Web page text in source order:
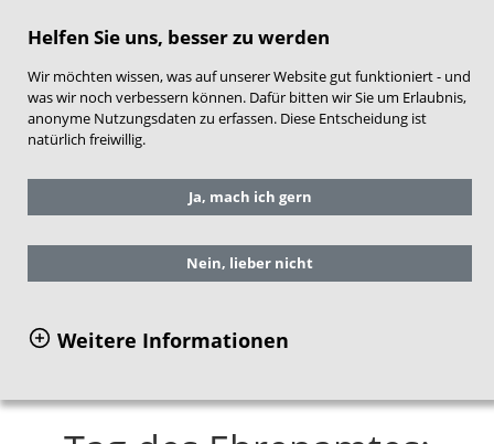
Helfen Sie uns, besser zu werden
Wir möchten wissen, was auf unserer Website gut funktioniert - und
was wir noch verbessern können. Dafür bitten wir Sie um Erlaubnis,
anonyme Nutzungsdaten zu erfassen. Diese Entscheidung ist
natürlich freiwillig.
Ja, mach ich gern
Nein, lieber nicht
Weitere Informationen
Sie befinden sich hier: Service
Aktuelles
Familienpatenschaften in Corona-Zeiten